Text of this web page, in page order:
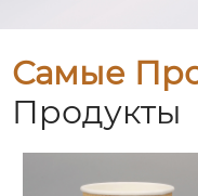
Самые
Продукты